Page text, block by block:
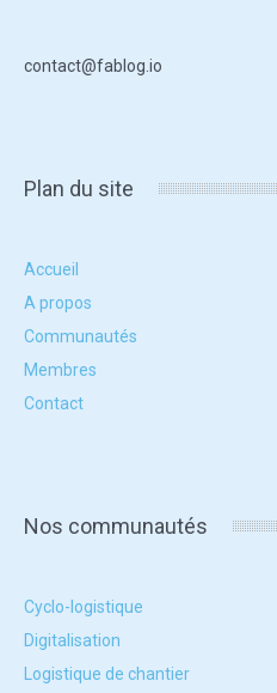
contact@fablog.io
Plan du site
Accueil
A propos
Communautés
Membres
Contact
Nos communautés
Cyclo-logistique
Digitalisation
Logistique de chantier